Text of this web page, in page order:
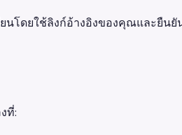
นโดยใช้ลิงก์อ้างอิงของคุณและยืน
ที่: